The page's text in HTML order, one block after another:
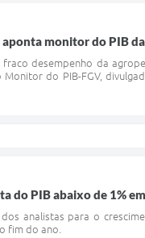
monitor do PIB
desempenho da
do PIB-FGV,
do PIB abaixo de 1%
analistas para o
fim do ano.